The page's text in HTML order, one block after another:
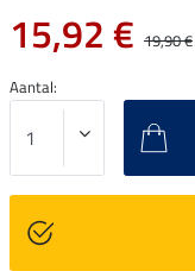
15,92 € 19,90 €
Aantal: